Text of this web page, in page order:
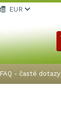
FAQ - časté dotazy
EUR